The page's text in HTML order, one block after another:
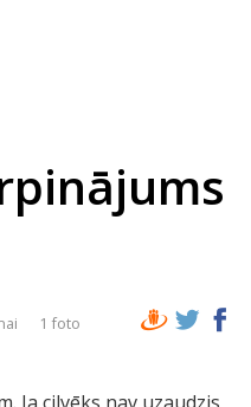
1 foto